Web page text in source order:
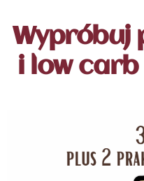
Wypróbuj
i low